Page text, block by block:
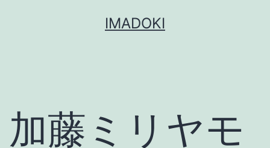
IMADOKI
加藤ミリヤモ